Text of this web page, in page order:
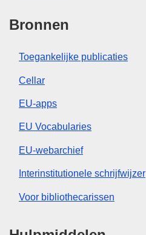
Bronnen
Toegankelijke publicaties
Cellar
EU-apps
EU Vocabularies
EU-webarchief
Interinstitutionele schrijfwijzer
Voor bibliothecarissen